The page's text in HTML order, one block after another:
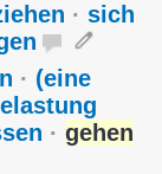
· sich
· (eine
· gehen